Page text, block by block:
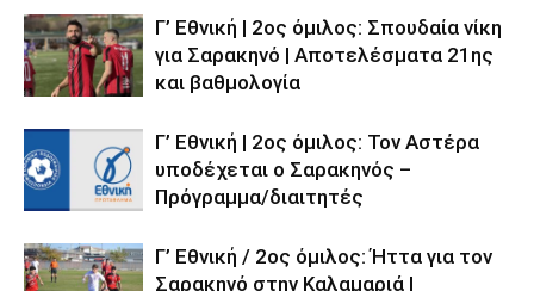
Γ’ Εθνική | 2ος όμιλος: Σπουδαία νίκη
για Σαρακηνό | Αποτελέσματα 21ης
και βαθμολογία
Γ’ Εθνική | 2ος όμιλος: Τον Αστέρα
υποδέχεται ο Σαρακηνός –
Πρόγραμμα/διαιτητές
Γ’ Εθνική / 2ος όμιλος: Ήττα για τον
Σαρακηνό στην Καλαμαριά |